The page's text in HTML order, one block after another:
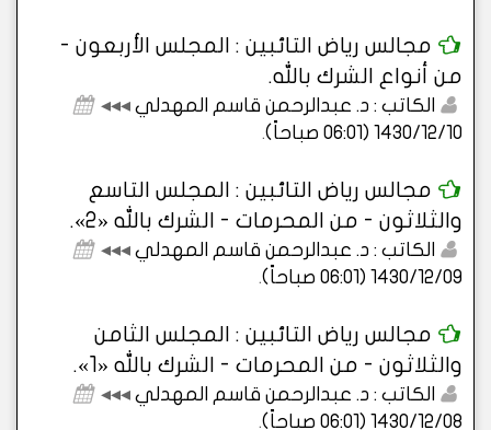
مجالس رياض التائبين : المجلس الأربعون -
من أنواع الشرك بالله.
الكاتب : د. عبدالرحمن قاسم المهدلي ◂◂◂
1430/12/10 (06:01 صباحاً)
.
مجالس رياض التائبين : المجلس التاسع
والثلاثون - من المحرمات - الشرك بالله «2».
الكاتب : د. عبدالرحمن قاسم المهدلي ◂◂◂
1430/12/09 (06:01 صباحاً)
.
مجالس رياض التائبين : المجلس الثامن
والثلاثون - من المحرمات - الشرك بالله «1».
الكاتب : د. عبدالرحمن قاسم المهدلي ◂◂◂
1430/12/08 (06:01 صباحاً)
.